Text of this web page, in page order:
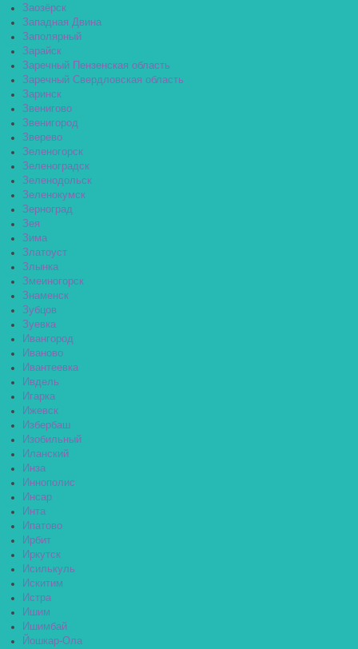
Заозёрск
Западная Двина
Заполярный
Зарайск
Заречный Пензенская область
Заречный Свердловская область
Заринск
Звенигово
Звенигород
Зверево
Зеленогорск
Зеленоградск
Зеленодольск
Зеленокумск
Зерноград
Зея
Зима
Златоуст
Злынка
Змеиногорск
Знаменск
Зубцов
Зуевка
Ивангород
Иваново
Ивантеевка
Ивдель
Игарка
Ижевск
Избербаш
Изобильный
Иланский
Инза
Иннополис
Инсар
Инта
Ипатово
Ирбит
Иркутск
Исилькуль
Искитим
Истра
Ишим
Ишимбай
Йошкар-Ола